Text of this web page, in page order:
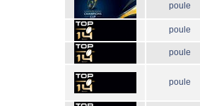
poule
poule
poule
poule